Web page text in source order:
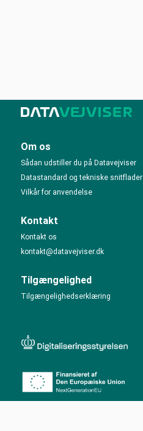
Om os
Sådan udstiller du på Datavejviser
Datastandard og tekniske snitflader
Vilkår for anvendelse
Kontakt
Kontakt os
kontakt@datavejviser.dk
Tilgængelighed
Tilgængelighedserklæring